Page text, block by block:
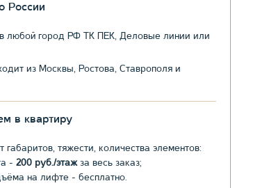
России
любой город РФ ТК ПЕК, Деловые линии или
из Москвы, Ростова, Ставрополя и
в квартиру
габаритов, тяжести, количества элементов:
- 200 руб./этажза весь заказ;
на лифте - бесплатно.